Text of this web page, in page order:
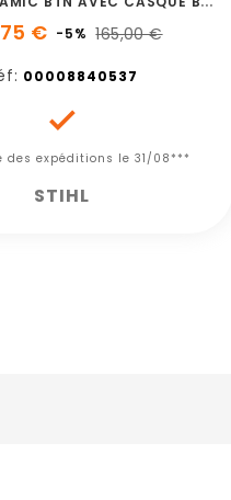
€ -5% 165,00 €
00008840537

des expéditions le 31/08***
STIHL